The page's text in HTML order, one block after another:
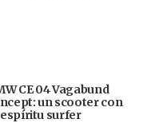
CE 04 Vagabund
un scooter con
espíritu surfer